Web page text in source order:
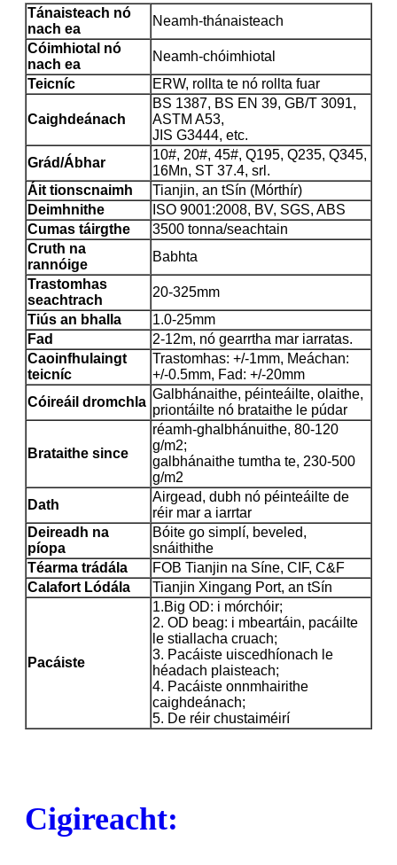
Tánaisteach nó
nach ea
Neamh-thánaisteach
Cóimhiotal nó
nach ea
Neamh-chóimhiotal
Teicníc
ERW, rollta te nó rollta fuar
Caighdeánach
BS 1387, BS EN 39, GB/T 3091,
ASTM A53,
JIS G3444, etc.
Grád/Ábhar
10#, 20#, 45#, Q195, Q235, Q345,
16Mn, ST 37.4, srl.
Áit tionscnaimh
Tianjin, an tSín (Mórthír)
Deimhnithe
ISO 9001:2008, BV, SGS, ABS
Cumas táirgthe
3500 tonna/seachtain
Cruth na
rannóige
Babhta
Trastomhas
seachtrach
20-325mm
Tiús an bhalla
1.0-25mm
Fad
2-12m, nó gearrtha mar iarratas.
Caoinfhulaingt
teicníc
Trastomhas: +/-1mm, Meáchan:
+/-0.5mm, Fad: +/-20mm
Cóireáil dromchla
Galbhánaithe, péinteáilte, olaithe,
priontáilte nó brataithe le púdar
Brataithe since
réamh-ghalbhánuithe, 80-120
g/m2;
galbhánaithe tumtha te, 230-500
g/m2
Dath
Airgead, dubh nó péinteáilte de
réir mar a iarrtar
Deireadh na
píopa
Bóite go simplí, beveled,
snáithithe
Téarma trádála
FOB Tianjin na Síne, CIF, C&F
Calafort Lódála
Tianjin Xingang Port, an tSín
Pacáiste
1.Big OD: i mórchóir;
2. OD beag: i mbeartáin, pacáilte
le stiallacha cruach;
3. Pacáiste uiscedhíonach le
héadach plaisteach;
4. Pacáiste onnmhairithe
caighdeánach;
5. De réir chustaiméirí
Cigireacht: